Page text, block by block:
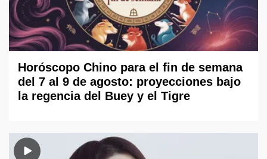
Horóscopo Chino para el fin de semana
del 7 al 9 de agosto: proyecciones bajo
la regencia del Buey y el Tigre